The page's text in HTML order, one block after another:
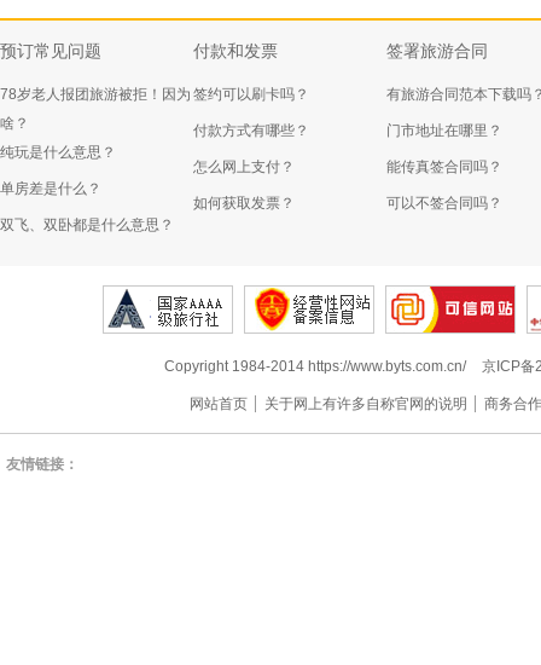
预订常见问题
78岁老人报团旅游被拒！因为
啥？
纯玩是什么意思？
单房差是什么？
双飞、双卧都是什么意思？
付款和发票
签约可以刷卡吗？
付款方式有哪些？
怎么网上支付？
如何获取发票？
签署旅游合同
有旅游合同范本下载吗
门市地址在哪里？
能传真签合同吗？
可以不签合同吗？
Copyright 1984-2014 https://www.byts.com.cn/ 京ICP备
网站首页 关于网上有许多自称官网的说明 商务合
友情链接：